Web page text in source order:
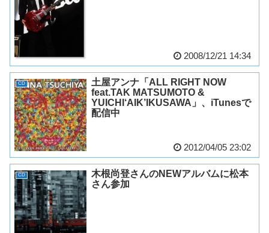
2008/12/21 14:34
CD
土屋アンナ「ALL RIGHT NOW
feat.TAK MATSUMOTO &
YUICHI‘AIK’IKUSAWA」、iTunesで
配信中
2012/04/05 23:02
CD
木根尚登さんのNEWアルバムに松本
さん参加